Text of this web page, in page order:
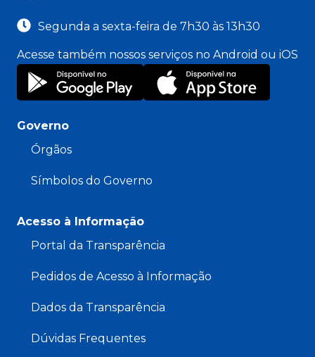
Segunda a sexta-feira de 7h30 às 13h30
Acesse também nossos serviços no Android ou iOS
Governo
Órgãos
Símbolos do Governo
Acesso à Informação
Portal da Transparência
Pedidos de Acesso à Informação
Dados da Transparência
Dúvidas Frequentes